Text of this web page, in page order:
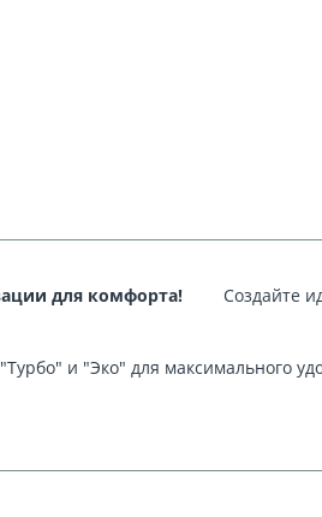
для комфорта! Создайте
и "Эко" для максимального